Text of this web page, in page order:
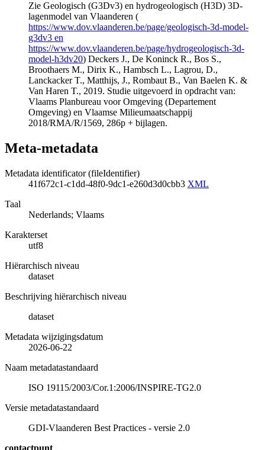
Zie Geologisch (G3Dv3) en hydrogeologisch (H3D) 3D-
lagenmodel van Vlaanderen (
https://www.dov.vlaanderen.be/page/geologisch-3d-model-
g3dv3 en
https://www.dov.vlaanderen.be/page/hydrogeologisch-3d-
model-h3dv20) Deckers J., De Koninck R., Bos S.,
Broothaers M., Dirix K., Hambsch L., Lagrou, D.,
Lanckacker T., Matthijs, J., Rombaut B., Van Baelen K. &
Van Haren T., 2019. Studie uitgevoerd in opdracht van:
Vlaams Planbureau voor Omgeving (Departement
Omgeving) en Vlaamse Milieumaatschappij
2018/RMA/R/1569, 286p + bijlagen.
Meta-metadata
Metadata identificator (fileIdentifier)
41f672c1-c1dd-48f0-9dc1-e260d3d0cbb3 XML
Taal
Nederlands; Vlaams
Karakterset
utf8
Hiërarchisch niveau
dataset
Beschrijving hiërarchisch niveau
dataset
Metadata wijzigingsdatum
2026-06-22
Naam metadatastandaard
ISO 19115/2003/Cor.1:2006/INSPIRE-TG2.0
Versie metadatastandaard
GDI-Vlaanderen Best Practices - versie 2.0
contactpunt